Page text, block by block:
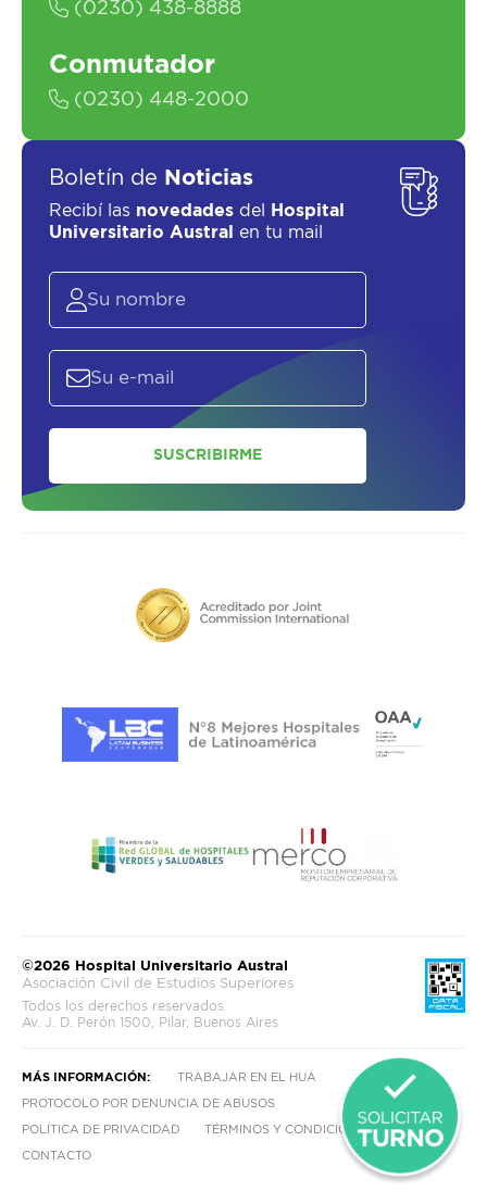
SOLICITAR UN ASESOR
(0230) 438-8888
Conmutador
(0230) 448-2000
Boletín de Noticias
Recibí las novedades del
Hospital
Universitario Austral
en tu mail
SUSCRIBIRME
©2026 Hospital Universitario Austral
Asociación Civil de Estudios Superiores
Todos los derechos reservados
Av. J. D. Perón 1500, Pilar, Buenos Aires
MÁS INFORMACIÓN: TRABAJAR EN EL HUA
PROTOCOLO POR DENUNCIA DE ABUSOS
POLÍTICA DE PRIVACIDAD TÉRMINOS Y CONDICIONES
CONTACTO